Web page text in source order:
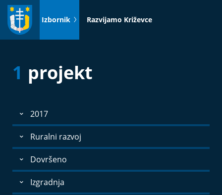
Idi
sadržaj
Izbornik Razvijamo Križevce
1 projekt
2017
Ruralni razvoj
Dovršeno
Izgradnja